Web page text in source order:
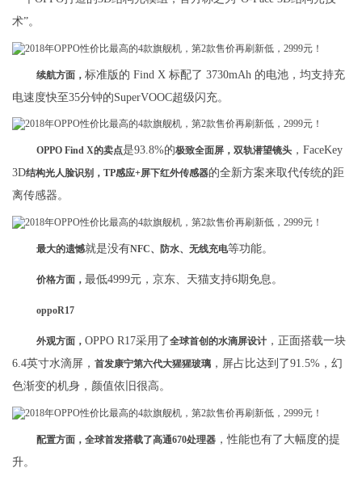
术”。
续航方面， 标准版的 Find X 标配了 3730mAh 的电池，均支持充
电速度快至35分钟的SuperVOOC超级闪充。
OPPO Find X的卖点是93.8%的极致全面屏，双轨潜望镜头 ，FaceKey
3D结构光人脸识别，TP感应+屏下红外传感器的全新方案来取代传统的距
离传感器。
最大的遗憾就是没有NFC、防水、无线充电等功能。
价格方面， 最低4999元，京东、天猫支持6期免息。
oppoR17
外观方面， OPPO R17采用了全球首创的水滴屏设计 ，正面搭载一块
6.4英寸水滴屏， 首发康宁第六代大猩猩玻璃 ，屏占比达到了91.5%，幻
色渐变的机身，颜值依旧很高。
配置方面，全球首发搭载了高通670处理器 ，性能也有了大幅度的提
升。